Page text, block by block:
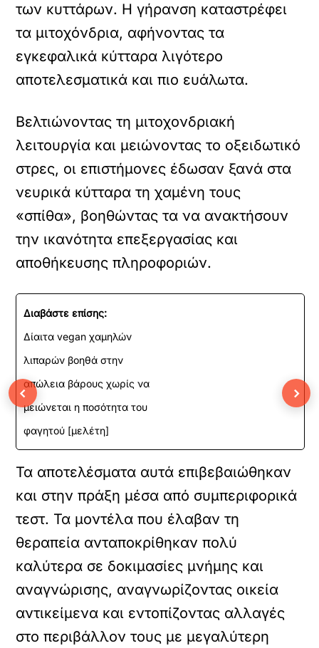
των κυττάρων. Η γήρανση καταστρέφει
τα μιτοχόνδρια, αφήνοντας τα
εγκεφαλικά κύτταρα λιγότερο
αποτελεσματικά και πιο ευάλωτα.
Βελτιώνοντας τη μιτοχονδριακή
λειτουργία και μειώνοντας το οξειδωτικό
στρες, οι επιστήμονες έδωσαν ξανά στα
νευρικά κύτταρα τη χαμένη τους
«σπίθα», βοηθώντας τα να ανακτήσουν
την ικανότητα επεξεργασίας και
αποθήκευσης πληροφοριών.
Διαβάστε επίσης:
Δίαιτα vegan χαμηλών
λιπαρών βοηθά στην
απώλεια βάρους χωρίς να
μειώνεται η ποσότητα του
φαγητού [μελέτη]
Τα αποτελέσματα αυτά επιβεβαιώθηκαν
και στην πράξη μέσα από συμπεριφορικά
τεστ. Τα μοντέλα που έλαβαν τη
θεραπεία ανταποκρίθηκαν πολύ
καλύτερα σε δοκιμασίες μνήμης και
αναγνώρισης, αναγνωρίζοντας οικεία
αντικείμενα και εντοπίζοντας αλλαγές
στο περιβάλλον τους με μεγαλύτερη
‹ ›